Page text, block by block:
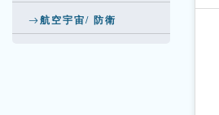
航空宇宙/ 防衛